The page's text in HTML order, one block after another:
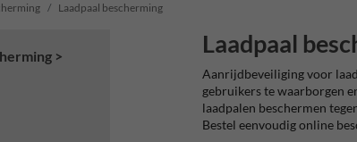
Laadpaal bescherming
>
Laadpaal
Aanrijdbeveiliging voor
gebruikers te waarborgen
laadpalen beschermen
Bestel eenvoudig online